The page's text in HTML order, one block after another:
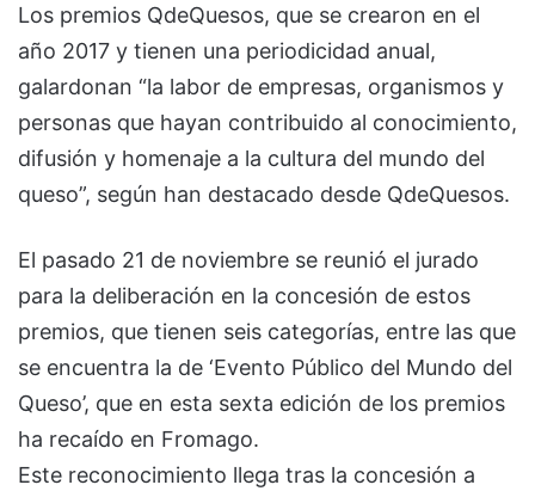
Los premios QdeQuesos, que se crearon en el
año 2017 y tienen una periodicidad anual,
galardonan “la labor de empresas, organismos y
personas que hayan contribuido al conocimiento,
difusión y homenaje a la cultura del mundo del
queso”, según han destacado desde QdeQuesos.
El pasado 21 de noviembre se reunió el jurado
para la deliberación en la concesión de estos
premios, que tienen seis categorías, entre las que
se encuentra la de ‘Evento Público del Mundo del
Queso’, que en esta sexta edición de los premios
ha recaído en Fromago.
Este reconocimiento llega tras la concesión a